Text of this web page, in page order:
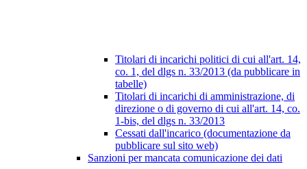
Titolari di incarichi politici di cui all'art. 14,
co. 1, del dlgs n. 33/2013 (da pubblicare in
tabelle)
Titolari di incarichi di amministrazione, di
direzione o di governo di cui all'art. 14, co.
1-bis, del dlgs n. 33/2013
Cessati dall'incarico (documentazione da
pubblicare sul sito web)
Sanzioni per mancata comunicazione dei dati